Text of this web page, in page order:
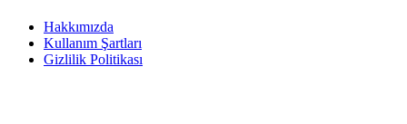
Hakkımızda
Kullanım Şartları
Gizlilik Politikası